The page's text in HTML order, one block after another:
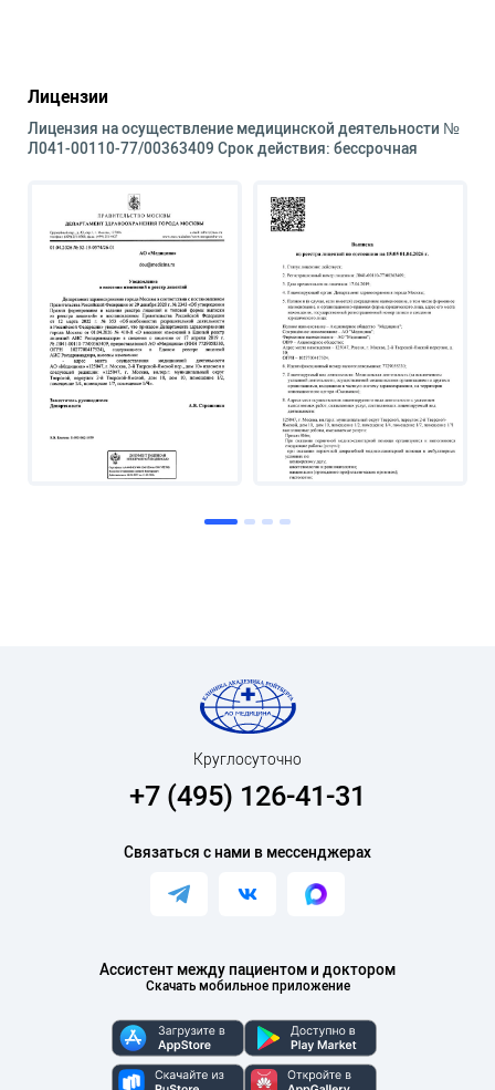
Лицензии
Лицензия на осуществление медицинской деятельности №
Л041-00110-77/00363409 Срок действия: бессрочная
Ассистент между пациентом и доктором
Скачать мобильное приложение
Круглосуточно
+7 (495) 126-41-31
Связаться с нами в мессенджерах